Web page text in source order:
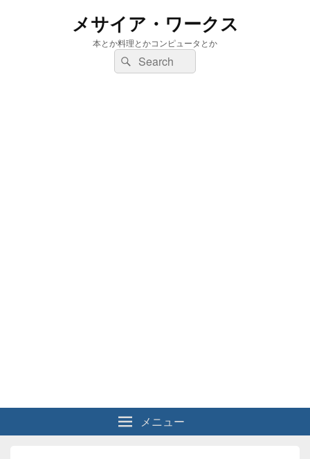
メサイア・ワークス
本とか料理とかコンピュータとか
検
索:
検
索
メニュー